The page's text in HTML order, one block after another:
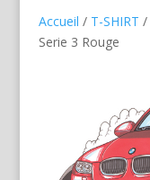
Accueil / T-SHIRT /
Serie 3 Rouge